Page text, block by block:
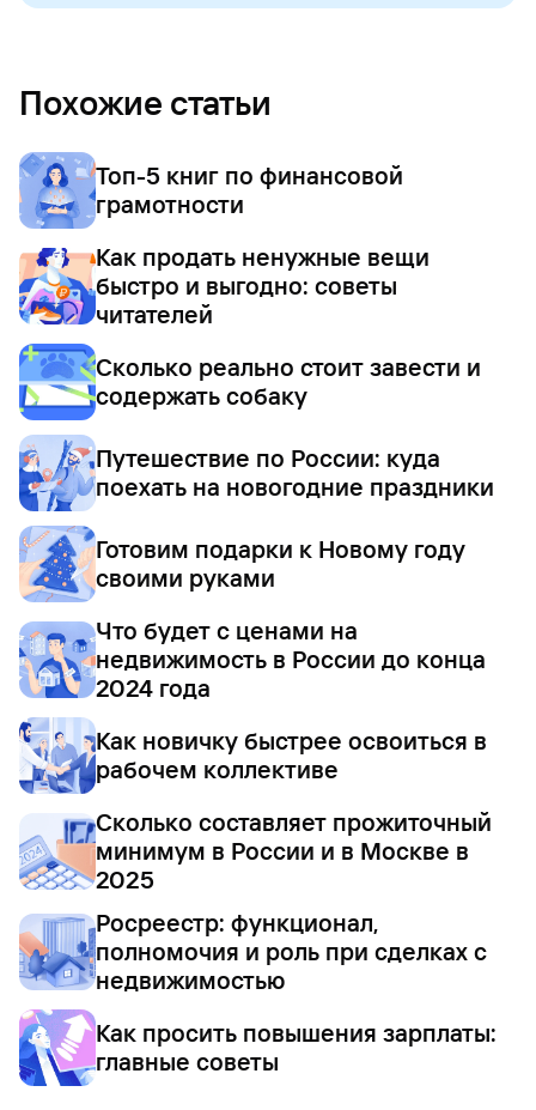
Похожие статьи
Топ-5 книг по финансовой
грамотности
Как продать ненужные вещи
быстро и выгодно: советы
читателей
Сколько реально стоит завести и
содержать собаку
Путешествие по России: куда
поехать на новогодние праздники
Готовим подарки к Новому году
своими руками
Что будет с ценами на
недвижимость в России до конца
2024 года
Как новичку быстрее освоиться в
рабочем коллективе
Сколько составляет прожиточный
минимум в России и в Москве в
2025
Росреестр: функционал,
полномочия и роль при сделках с
недвижимостью
Как просить повышения зарплаты:
главные советы